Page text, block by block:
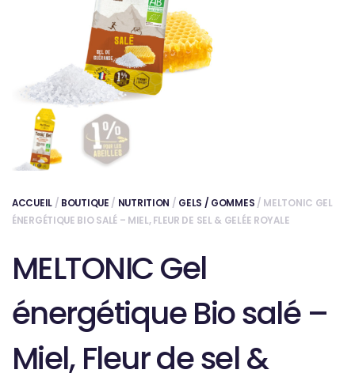
ACCUEIL/ BOUTIQUE / NUTRITION / GELS / GOMMES / MELTONIC GEL
ÉNERGÉTIQUE BIO SALÉ – MIEL, FLEUR DE SEL & GELÉE ROYALE
MELTONIC Gel
énergétique Bio salé –
Miel, Fleur de sel &